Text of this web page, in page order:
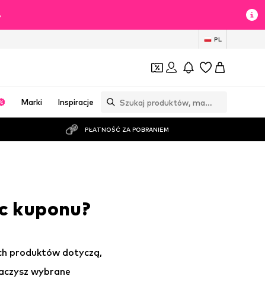
PL
Marki Inspiracje
PŁATNOŚĆ ZA POBRANIEM
kuponu?
produktów dotyczą,
wybrane